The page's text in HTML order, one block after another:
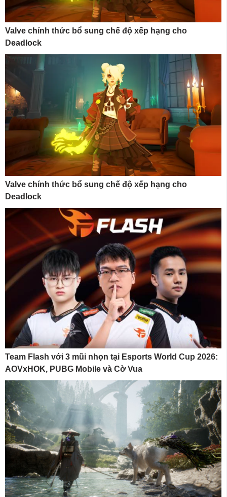
Valve chính thức bổ sung chế độ xếp hạng cho
Deadlock
Valve chính thức bổ sung chế độ xếp hạng cho
Deadlock
Team Flash với 3 mũi nhọn tại Esports World Cup 2026:
AOVxHOK, PUBG Mobile và Cờ Vua